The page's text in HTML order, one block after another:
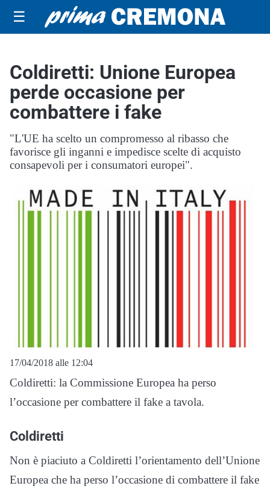
☰
Coldiretti: Unione Europea
perde occasione per
combattere i fake
"L'UE ha scelto un compromesso al ribasso che
favorisce gli inganni e impedisce scelte di acquisto
consapevoli per i consumatori europei".
17/04/2018 alle 12:04
Coldiretti: la Commissione Europea ha perso
l’occasione per combattere il fake a tavola.
Coldiretti
Non è piaciuto a Coldiretti l’orientamento dell’Unione
Europea che ha perso l’occasione di combattere il fake